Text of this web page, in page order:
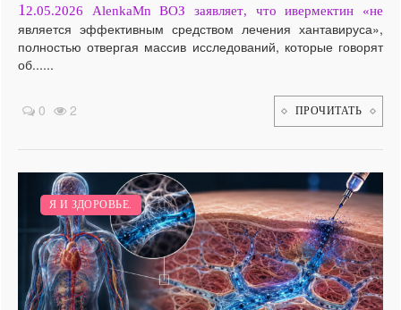
12.05.2026 AlenkaMn ВОЗ заявляет, что ивермектин «не
является эффективным средством лечения хантавируса»,
полностью отвергая массив исследований, которые говорят
об......
0 2 ПРОЧИТАТЬ
Я И ЗДОРОВЬЕ.